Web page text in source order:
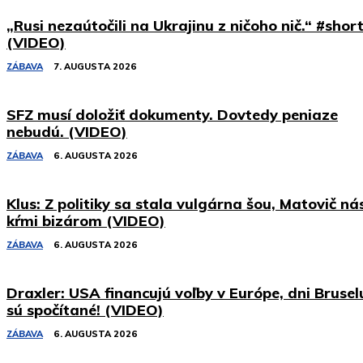
„Rusi nezaútočili na Ukrajinu z ničoho nič.“
(VIDEO)
ZÁBAVA 7. AUGUSTA 2026
SFZ musí doložiť dokumenty. Dovtedy peniaze
nebudú. (VIDEO)
ZÁBAVA 6. AUGUSTA 2026
Klus: Z politiky sa stala vulgárna šou, Matovič
kŕmi bizárom (VIDEO)
ZÁBAVA 6. AUGUSTA 2026
Draxler: USA financujú voľby v Európe, dni
sú spočítané! (VIDEO)
ZÁBAVA 6. AUGUSTA 2026